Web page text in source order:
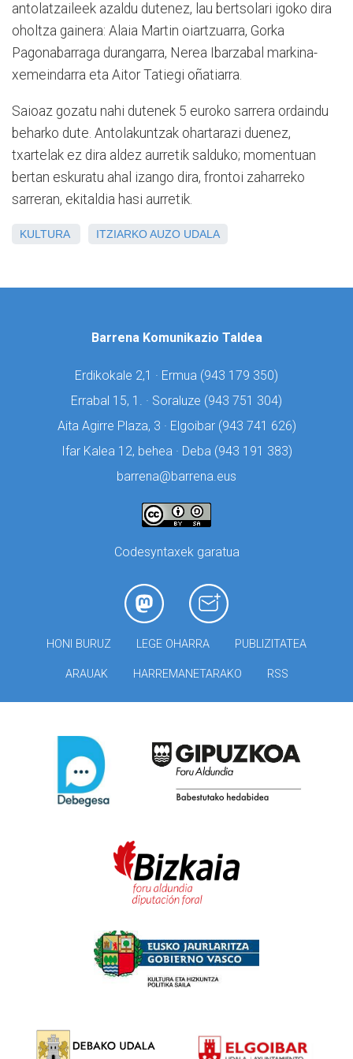
antolatzaileek azaldu dutenez, lau bertsolari igoko dira
oholtza gainera: Alaia Martin oiartzuarra, Gorka
Pagonabarraga durangarra, Nerea Ibarzabal markina-
xemeindarra eta Aitor Tatiegi oñatiarra.
Saioaz gozatu nahi dutenek 5 euroko sarrera ordaindu
beharko dute. Antolakuntzak ohartarazi duenez,
txartelak ez dira aldez aurretik salduko; momentuan
bertan eskuratu ahal izango dira, frontoi zaharreko
sarreran, ekitaldia hasi aurretik.
KULTURA ITZIARKO AUZO UDALA
Barrena Komunikazio Taldea
Erdikokale 2,1 · Ermua (943 179 350)
Errabal 15, 1. · Soraluze (943 751 304)
Aita Agirre Plaza, 3 · Elgoibar (943 741 626)
Ifar Kalea 12, behea · Deba (943 191 383)
barrena@barrena.eus
Codesyntaxek garatua
HONI BURUZ LEGE OHARRA PUBLIZITATEA
ARAUAK HARREMANETARAKO RSS